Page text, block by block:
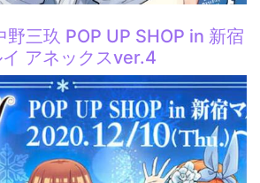
野三玖 POP UP SHOP in 新宿
アネックスver.4